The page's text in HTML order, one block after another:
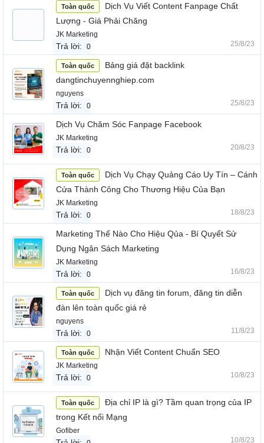
Toàn quốc
Dịch Vụ Viết Content Fanpage Chất
Lượng - Giá Phải Chăng
JK Marketing
Trả lời: 0 25/8/23
Toàn quốc
Bảng giá đặt backlink
dangtinchuyennghiep.com
nguyens
Trả lời: 0 25/8/23
Dịch Vụ Chăm Sóc Fanpage Facebook
JK Marketing
Trả lời: 0 20/8/23
Toàn quốc
Dịch Vụ Chạy Quảng Cáo Uy Tín – Cánh
Cửa Thành Công Cho Thương Hiệu Của Bạn
JK Marketing
Trả lời: 0 18/8/23
Marketing Thế Nào Cho Hiệu Qủa - Bí Quyết Sử
Dụng Ngân Sách Marketing
JK Marketing
Trả lời: 0 16/8/23
Toàn quốc
Dịch vụ đăng tin forum, đăng tin diễn
đàn lên toàn quốc giá rẻ
nguyens
Trả lời: 0 11/8/23
Toàn quốc Nhận Viết Content Chuẩn SEO
JK Marketing
Trả lời: 0 10/8/23
Toàn quốc
Địa chỉ IP là gì? Tầm quan trọng của IP
trong Kết nối Mạng
Gofiber
10/8/23